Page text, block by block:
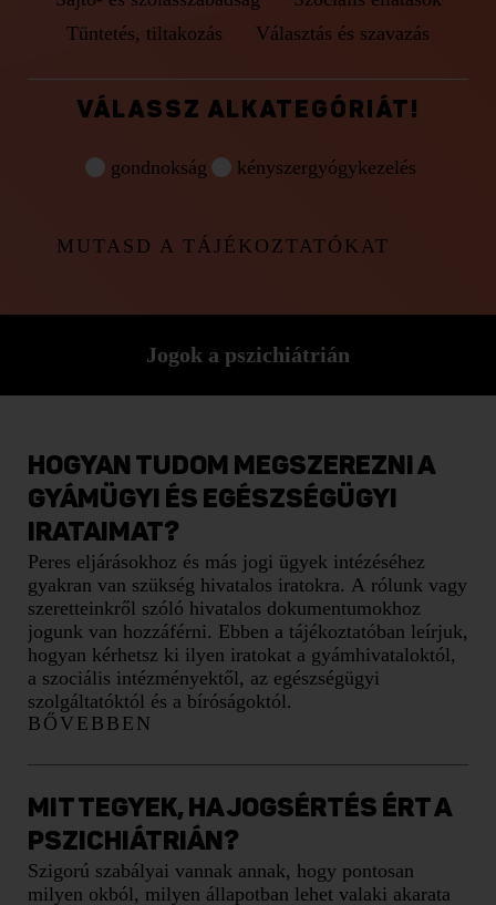
Tüntetés, tiltakozás
Választás és szavazás
gondnokság kényszergyógykezelés
VÁLASSZ ALKATEGÓRIÁT!
MUTASD A TÁJÉKOZTATÓKAT
Jogok a pszichiátrián
HOGYAN TUDOM MEGSZEREZNI A
GYÁMÜGYI ÉS EGÉSZSÉGÜGYI
IRATAIMAT?
Peres eljárásokhoz és más jogi ügyek intézéséhez
gyakran van szükség hivatalos iratokra. A rólunk vagy
szeretteinkről szóló hivatalos dokumentumokhoz
jogunk van hozzáférni. Ebben a tájékoztatóban leírjuk,
hogyan kérhetsz ki ilyen iratokat a gyámhivataloktól,
a szociális intézményektől, az egészségügyi
szolgáltatóktól és a bíróságoktól.
BŐVEBBEN
MIT TEGYEK, HA JOGSÉRTÉS ÉRT A
PSZICHIÁTRIÁN?
Szigorú szabályai vannak annak, hogy pontosan
milyen okból, milyen állapotban lehet valaki akarata